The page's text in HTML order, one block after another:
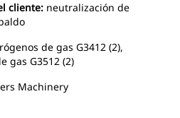
cliente: neutralización de
de gas G3412 (2),
gas G3512 (2)
Machinery